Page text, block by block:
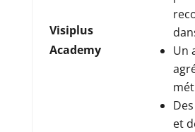
Visiplus
Academy
Un
et